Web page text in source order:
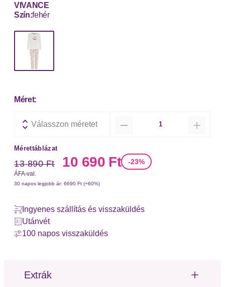
VIVANCE
Szín:fehér
Méret:
Válasszon méretet
Mérettáblázat
13 890 Ft Új ár
10 690 Ft -23%
ÁFA-val.
30 napos legjobb ár: 6690 Ft (+60%)
Ingyenes szállítás és visszaküldés
Utánvét
100 napos visszaküldés
Extrák